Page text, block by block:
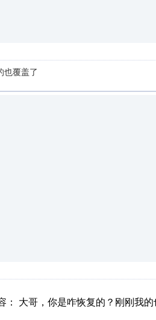
也覆盖了
： 大哥，你是咋恢复的？刚刚我